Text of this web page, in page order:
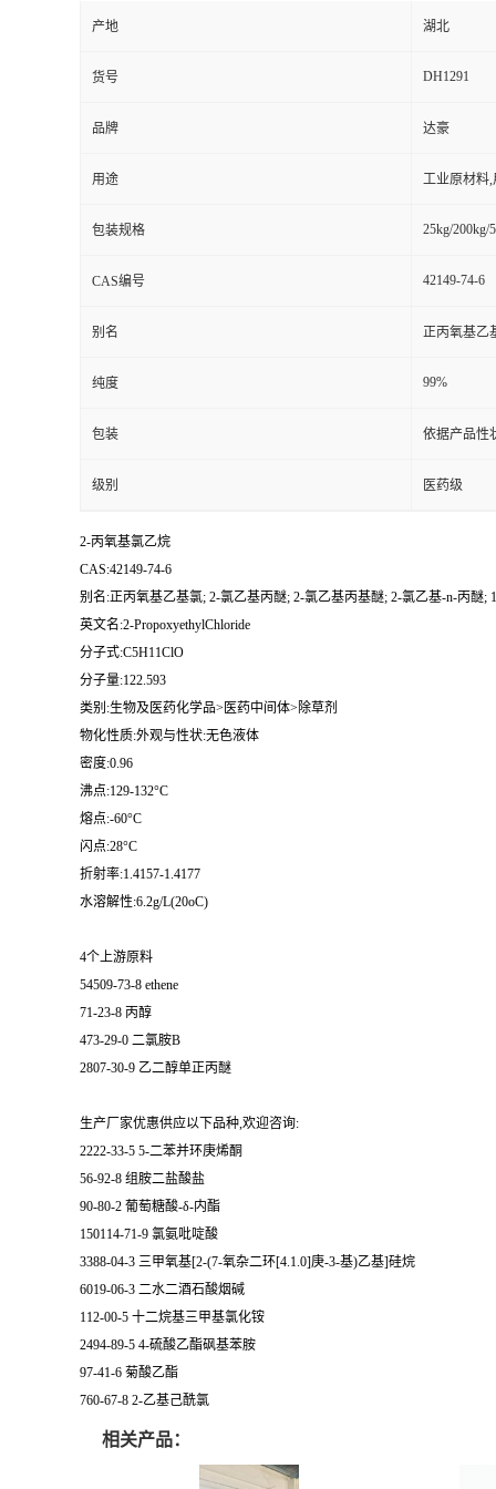
产地 湖北
货号 DH1291
品牌 达豪
用途 工业原材料
包装规格 25kg/200kg/
CAS编号 42149-74-6
别名 正丙氧基乙
纯度 99%
包装 依据产品性
级别 医药级
2-丙氧基氯乙烷
CAS:42149-74-6
别名:正丙氧基乙基氯; 2-氯乙基丙醚; 2-氯乙基丙基醚; 2-氯乙基-n-丙醚;
英文名:2-PropoxyethylChloride
分子式:C5H11ClO
分子量:122.593
类别:生物及医药化学品>医药中间体>除草剂
物化性质:外观与性状:无色液体
密度:0.96
沸点:129-132°C
熔点:-60°C
闪点:28°C
折射率:1.4157-1.4177
水溶解性:6.2g/L(20oC)
4个上游原料
54509-73-8 ethene
71-23-8 丙醇
473-29-0 二氯胺B
2807-30-9 乙二醇单正丙醚
生产厂家优惠供应以下品种,欢迎咨询:
2222-33-5 5-二苯并环庚烯酮
56-92-8 组胺二盐酸盐
90-80-2 葡萄糖酸-δ-内酯
150114-71-9 氯氨吡啶酸
3388-04-3 三甲氧基[2-(7-氧杂二环[4.1.0]庚-3-基)乙基]硅烷
6019-06-3 二水二酒石酸烟碱
112-00-5 十二烷基三甲基氯化铵
2494-89-5 4-硫酸乙酯砜基苯胺
97-41-6 菊酸乙酯
760-67-8 2-乙基己酰氯
相关产品：